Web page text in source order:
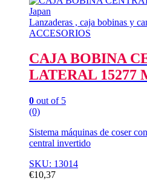
Lanzaderas , caja bobinas y
ACCESORIOS
CAJA BOBINA
LATERAL 15277
0 out of 5
(0)
Sistema máquinas de coser
central invertido
SKU: 13014
€10,37